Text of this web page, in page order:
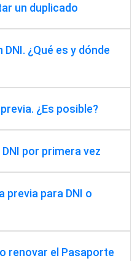
un duplicado
¿Qué es y dónde
¿Es posible?
por primera vez
previa para DNI o
renovar el Pasaporte